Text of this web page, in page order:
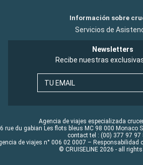
Información sobre
Servicios de
Newsletters
Recibe nuestras
TU EMAIL
Agencia de viajes especializada
rue du gabian Les flots bleus MC 98 000 Monaco
contact tel : (00) 377 97 97
de viajes n° 006 02 0007 – Responsabilidad
© CRUISELINE 2026 - all